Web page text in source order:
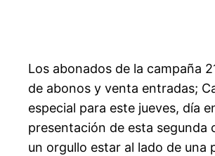
Los abonados de la campaña
de abonos y venta entradas;
especial para este jueves, día
presentación de esta segunda
un orgullo estar al lado de una